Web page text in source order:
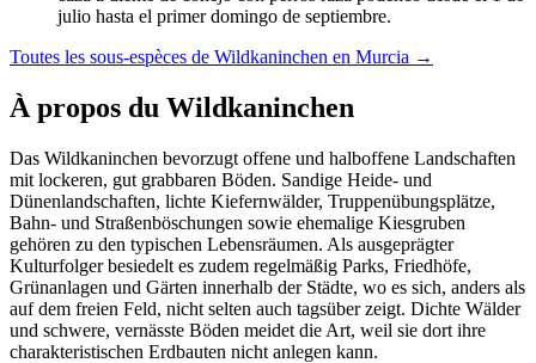
julio hasta el primer domingo de septiembre.
Toutes les sous-espèces de Wildkaninchen en Murcia →
À propos du Wildkaninchen
Das Wildkaninchen bevorzugt offene und halboffene Landschaften
mit lockeren, gut grabbaren Böden. Sandige Heide- und
Dünenlandschaften, lichte Kiefernwälder, Truppenübungsplätze,
Bahn- und Straßenböschungen sowie ehemalige Kiesgruben
gehören zu den typischen Lebensräumen. Als ausgeprägter
Kulturfolger besiedelt es zudem regelmäßig Parks, Friedhöfe,
Grünanlagen und Gärten innerhalb der Städte, wo es sich, anders als
auf dem freien Feld, nicht selten auch tagsüber zeigt. Dichte Wälder
und schwere, vernässte Böden meidet die Art, weil sie dort ihre
charakteristischen Erdbauten nicht anlegen kann.